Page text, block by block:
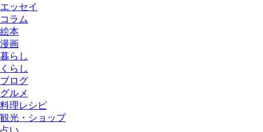
エッセイ
コラム
絵本
漫画
暮らし
くらし
ブログ
グルメ
料理レシピ
観光・ショップ
占い